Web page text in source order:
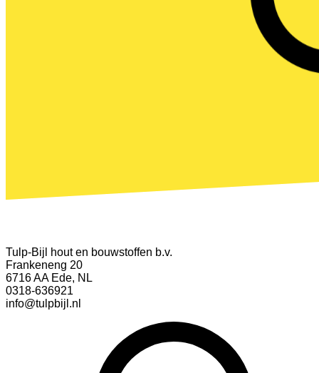
Tulp-Bijl hout en bouwstoffen b.v.
Frankeneng 20
6716 AA Ede, NL
0318-636921
info@tulpbijl.nl